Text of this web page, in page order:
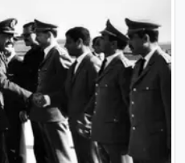
زيارة جمال عبد
أرشيف صور
تكبيير